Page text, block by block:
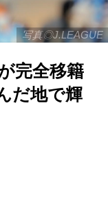
写真◎J.LEAGUE
完全移籍
だ地で輝